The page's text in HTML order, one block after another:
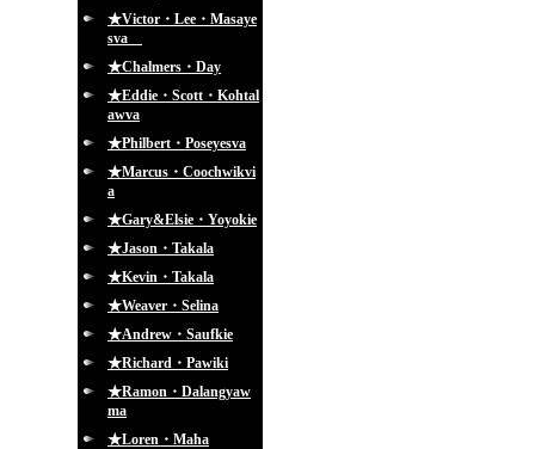
★Victor・Lee・Masaye
sva
★Chalmers・Day
★Eddie・Scott・Kohtal
awva
★Philbert・Poseyesva
★Marcus・Coochwikvi
a
★Gary&Elsie・Yoyokie
★Jason・Takala
★Kevin・Takala
★Weaver・Selina
★Andrew・Saufkie
★Richard・Pawiki
★Ramon・Dalangyaw
ma
★Loren・Maha